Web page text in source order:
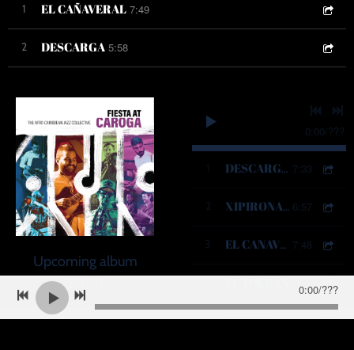
1 EL CAÑAVERAL 7:49
2 DESCARGA 5:58
Upcoming album
0:00 ???
1 DESCARGA 2 7:33
2 XIPIRONA CHA CHA 6:57
3 EL CANAVERAL 7:48
5 CARINO 5:28
0:00/???